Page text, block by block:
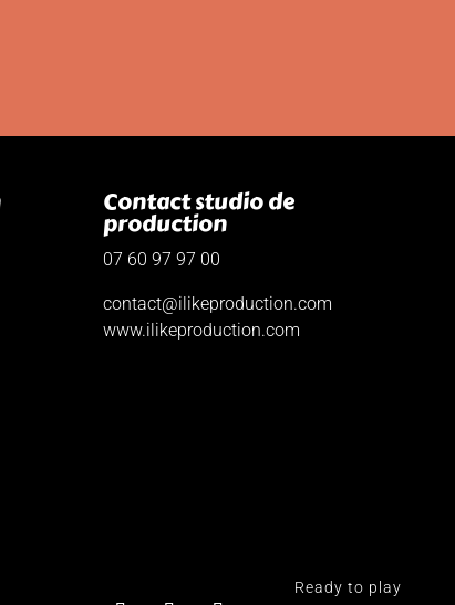
Contact studio de
production
07 60 97 97 00
contact@ilikeproduction.com
www.ilikeproduction.com
Ready to play